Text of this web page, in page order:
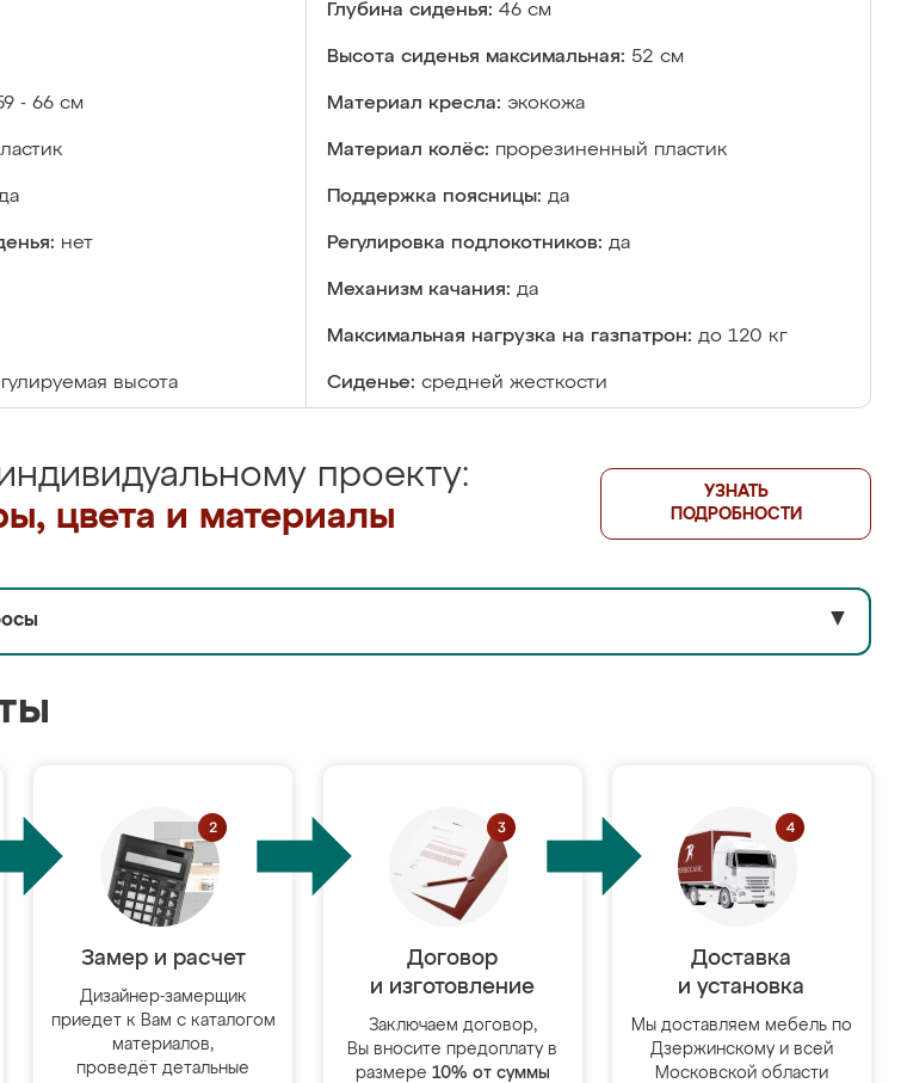
Глубина сиденья: 46 см
Высота сиденья максимальная: 52 см
- 66 см Материал кресла: экокожа
Материал колёс: прорезиненный пластик
Поддержка поясницы: да
нет Регулировка подлокотников: да
Механизм качания: да
Максимальная нагрузка на газпатрон: до 120 кг
высота Сиденье: средней жесткости
проекту:
цвета и материалы
УЗНАТЬ
ПОДРОБНОСТИ
▼
Замер и расчет
Дизайнер-замерщик
приедет к Вам с каталогом
материалов,
проведёт детальные
Договор
и изготовление
Заключаем договор,
Вы вносите предоплату в
размере 10% от суммы
Доставка
и установка
Мы доставляем мебель по
Дзержинскому и всей
Московской области